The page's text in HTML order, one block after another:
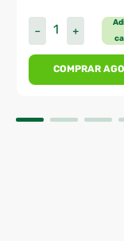
＋
－
COMPRAR